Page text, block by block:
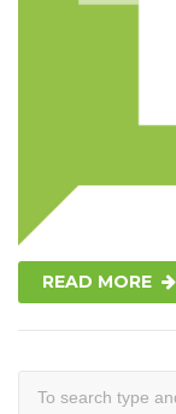
READ MORE